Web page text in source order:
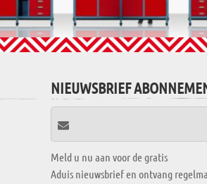
NIEUWSBRIEF
Meld u nu aan voor de gratis
Aduis nieuwsbrief en ontvang